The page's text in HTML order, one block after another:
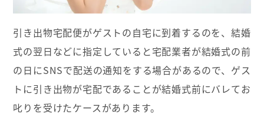
引き出物宅配便がゲストの自宅に到着するのを、結婚
式の翌日などに指定していると宅配業者が結婚式の前
の日にSNSで配送の通知をする場合があるので、ゲス
トに引き出物が宅配であることが結婚式前にバレてお
叱りを受けたケースがあります。